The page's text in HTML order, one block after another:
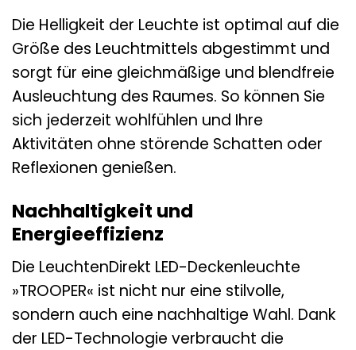
Die Helligkeit der Leuchte ist optimal auf die
Größe des Leuchtmittels abgestimmt und
sorgt für eine gleichmäßige und blendfreie
Ausleuchtung des Raumes. So können Sie
sich jederzeit wohlfühlen und Ihre
Aktivitäten ohne störende Schatten oder
Reflexionen genießen.
Nachhaltigkeit und
Energieeffizienz
Die LeuchtenDirekt LED-Deckenleuchte
»TROOPER« ist nicht nur eine stilvolle,
sondern auch eine nachhaltige Wahl. Dank
der LED-Technologie verbraucht die